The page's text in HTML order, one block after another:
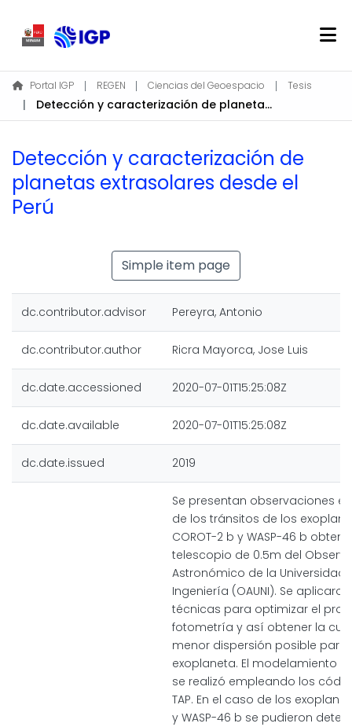
Home
About REGEN
Find
Statistics
EN
Portal IGP REGEN Ciencias del Geoespacio Tesis
Detección y caracterización de planetas extrasolares desde el Perú
Detección y caracterización de
planetas extrasolares desde el
Perú
Simple item page
dc.contributor.advisor Pereyra, Antonio
dc.contributor.author Ricra Mayorca, Jose Luis
dc.date.accessioned 2020-07-01T15:25:08Z
dc.date.available 2020-07-01T15:25:08Z
dc.date.issued 2019
Se presentan observaciones
de los tránsitos de los
COROT-2 b y WASP-46 b
telescopio de 0.5m del
Astronómico de la Universidad
Ingeniería (OAUNI). Se
técnicas para optimizar el
fotometría y así obtener la
menor dispersión posible
exoplaneta. El modelamiento
se realizó empleando los
TAP. En el caso de los
y WASP-46 b se pudieron